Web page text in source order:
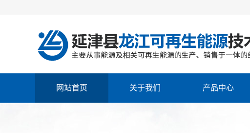
网站首页 关于我们 产品中心